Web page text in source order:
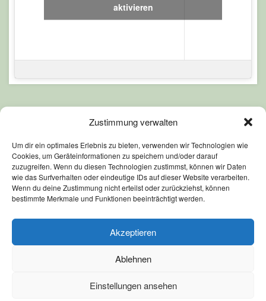
Zustimmung verwalten
Um dir ein optimales Erlebnis zu bieten, verwenden wir Technologien wie
Cookies, um Geräteinformationen zu speichern und/oder darauf
zuzugreifen. Wenn du diesen Technologien zustimmst, können wir Daten
wie das Surfverhalten oder eindeutige IDs auf dieser Website verarbeiten.
Wenn du deine Zustimmung nicht erteilst oder zurückziehst, können
bestimmte Merkmale und Funktionen beeinträchtigt werden.
Akzeptieren
Ablehnen
Einstellungen ansehen
aktivieren
AGB
Datenschutz
Impressum